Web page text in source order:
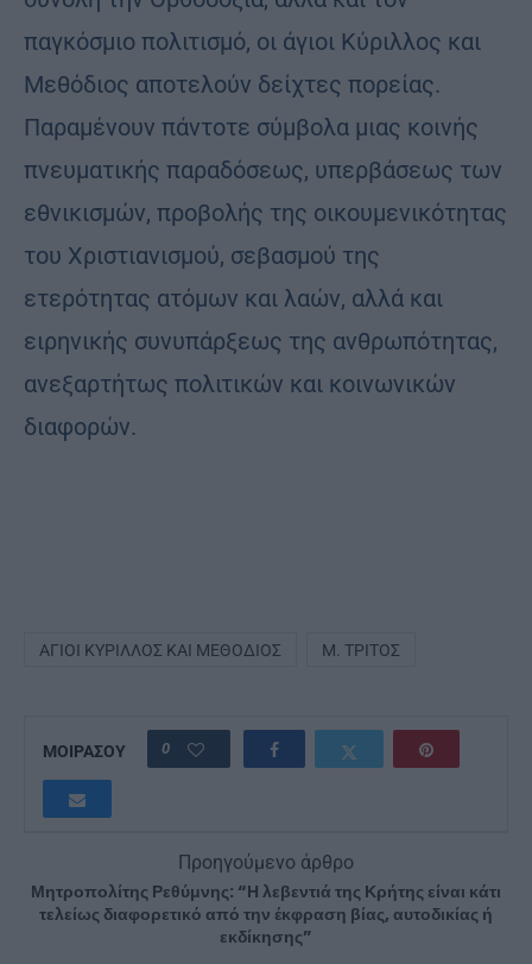
παγκόσμιο πολιτισμό, οι άγιοι Κύριλλος και
Μεθόδιος αποτελούν δείχτες πορείας.
Παραμένουν πάντοτε σύμβολα μιας κοινής
πνευματικής παραδόσεως, υπερβάσεως των
εθνικισμών, προβολής της οικουμενικότητας
του Χριστιανισμού, σεβασμού της
ετερότητας ατόμων και λαών, αλλά και
ειρηνικής συνυπάρξεως της ανθρωπότητας,
ανεξαρτήτως πολιτικών και κοινωνικών
διαφορών.
ΆΓΙΟΙ ΚΎΡΙΛΛΟΣ ΚΑΙ ΜΕΘΌΔΙΟΣ Μ. ΤΡΊΤΟΣ
ΜΟΙΡΑΣΟΥ 0
Προηγούμενο άρθρο
Μητροπολίτης Ρεθύμνης: “Η λεβεντιά της Κρήτης είναι κάτι
τελείως διαφορετικό από την έκφραση βίας, αυτοδικίας ή
εκδίκησης”